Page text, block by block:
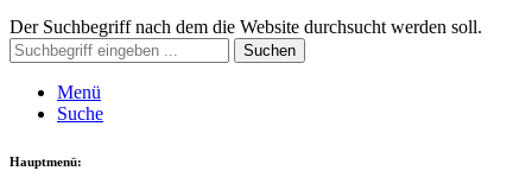
Der Suchbegriff nach dem die Website durchsucht werden soll.
Suchen
Menü
Suche
Hauptmenü: